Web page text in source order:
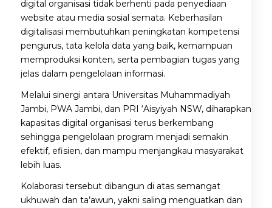
digital organisasi tidak berhenti pada penyediaan
website atau media sosial semata. Keberhasilan
digitalisasi membutuhkan peningkatan kompetensi
pengurus, tata kelola data yang baik, kemampuan
memproduksi konten, serta pembagian tugas yang
jelas dalam pengelolaan informasi.
Melalui sinergi antara Universitas Muhammadiyah
Jambi, PWA Jambi, dan PRI ‘Aisyiyah NSW, diharapkan
kapasitas digital organisasi terus berkembang
sehingga pengelolaan program menjadi semakin
efektif, efisien, dan mampu menjangkau masyarakat
lebih luas.
Kolaborasi tersebut dibangun di atas semangat
ukhuwah dan ta’awun, yakni saling menguatkan dan